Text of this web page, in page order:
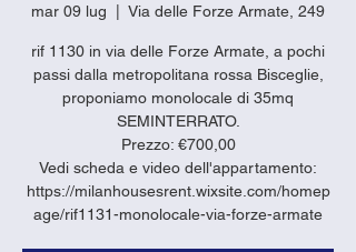
mar 09 lug Via delle Forze Armate, 249
rif 1130 in via delle Forze Armate, a pochi
passi dalla metropolitana rossa Bisceglie,
proponiamo monolocale di 35mq
SEMINTERRATO.
Prezzo: €700,00
Vedi scheda e video dell'appartamento:
https://milanhousesrent.wixsite.com/homep
age/rif1131-monolocale-via-forze-armate